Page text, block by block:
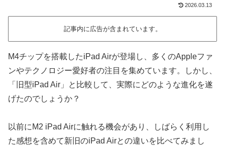
2026.03.13
記事内に広告が含まれています。
M4チップを搭載したiPad Airが登場し、多くのAppleファ
ンやテクノロジー愛好者の注目を集めています。しかし、
「旧型iPad Air」と比較して、実際にどのような進化を遂
げたのでしょうか？
以前にM2 iPad Airに触れる機会があり、しばらく利用し
た感想を含めて新旧のiPad Airとの違いを比べてみまし